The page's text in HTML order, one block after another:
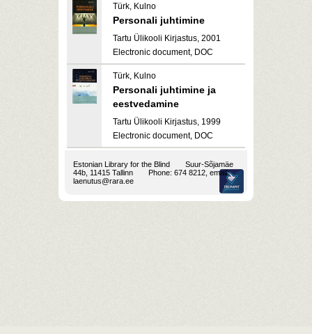
Türk, Kulno
Personali juhtimine
Tartu Ülikooli Kirjastus, 2001
Electronic document, DOC
Türk, Kulno
Personali juhtimine ja
eestvedamine
Tartu Ülikooli Kirjastus, 1999
Electronic document, DOC
Estonian Library for the Blind
Suur-Sõjamäe
44b, 11415 Tallinn
Phone: 674 8212, email:
laenutus@rara.ee